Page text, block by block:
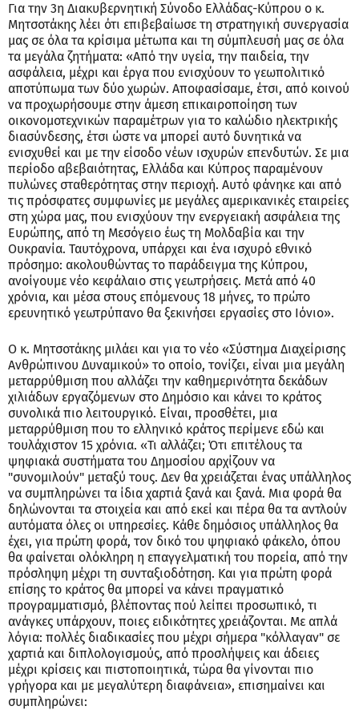
Για την 3η Διακυβερνητική Σύνοδο Ελλάδας-Κύπρου ο κ.
Μητσοτάκης λέει ότι επιβεβαίωσε τη στρατηγική συνεργασία
μας σε όλα τα κρίσιμα μέτωπα και τη σύμπλευσή μας σε όλα
τα μεγάλα ζητήματα: «Από την υγεία, την παιδεία, την
ασφάλεια, μέχρι και έργα που ενισχύουν το γεωπολιτικό
αποτύπωμα των δύο χωρών. Αποφασίσαμε, έτσι, από κοινού
να προχωρήσουμε στην άμεση επικαιροποίηση των
οικονομοτεχνικών παραμέτρων για το καλώδιο ηλεκτρικής
διασύνδεσης, έτσι ώστε να μπορεί αυτό δυνητικά να
ενισχυθεί και με την είσοδο νέων ισχυρών επενδυτών. Σε μια
περίοδο αβεβαιότητας, Ελλάδα και Κύπρος παραμένουν
πυλώνες σταθερότητας στην περιοχή. Αυτό φάνηκε και από
τις πρόσφατες συμφωνίες με μεγάλες αμερικανικές εταιρείες
στη χώρα μας, που ενισχύουν την ενεργειακή ασφάλεια της
Ευρώπης, από τη Μεσόγειο έως τη Μολδαβία και την
Ουκρανία. Ταυτόχρονα, υπάρχει και ένα ισχυρό εθνικό
πρόσημο: ακολουθώντας το παράδειγμα της Κύπρου,
ανοίγουμε νέο κεφάλαιο στις γεωτρήσεις. Μετά από 40
χρόνια, και μέσα στους επόμενους 18 μήνες, το πρώτο
ερευνητικό γεωτρύπανο θα ξεκινήσει εργασίες στο Ιόνιο».
Ο κ. Μητσοτάκης μιλάει και για το νέο «Σύστημα Διαχείρισης
Ανθρώπινου Δυναμικού» το οποίο, τονίζει, είναι μια μεγάλη
μεταρρύθμιση που αλλάζει την καθημερινότητα δεκάδων
χιλιάδων εργαζόμενων στο Δημόσιο και κάνει το κράτος
συνολικά πιο λειτουργικό. Είναι, προσθέτει, μια
μεταρρύθμιση που το ελληνικό κράτος περίμενε εδώ και
τουλάχιστον 15 χρόνια. «Τι αλλάζει; Ότι επιτέλους τα
ψηφιακά συστήματα του Δημοσίου αρχίζουν να
"συνομιλούν" μεταξύ τους. Δεν θα χρειάζεται ένας υπάλληλος
να συμπληρώνει τα ίδια χαρτιά ξανά και ξανά. Μια φορά θα
δηλώνονται τα στοιχεία και από εκεί και πέρα θα τα αντλούν
αυτόματα όλες οι υπηρεσίες. Κάθε δημόσιος υπάλληλος θα
έχει, για πρώτη φορά, τον δικό του ψηφιακό φάκελο, όπου
θα φαίνεται ολόκληρη η επαγγελματική του πορεία, από την
πρόσληψη μέχρι τη συνταξιοδότηση. Και για πρώτη φορά
επίσης το κράτος θα μπορεί να κάνει πραγματικό
προγραμματισμό, βλέποντας πού λείπει προσωπικό, τι
ανάγκες υπάρχουν, ποιες ειδικότητες χρειάζονται. Με απλά
λόγια: πολλές διαδικασίες που μέχρι σήμερα "κόλλαγαν" σε
χαρτιά και διπλολογισμούς, από προσλήψεις και άδειες
μέχρι κρίσεις και πιστοποιητικά, τώρα θα γίνονται πιο
γρήγορα και με μεγαλύτερη διαφάνεια», επισημαίνει και
συμπληρώνει: